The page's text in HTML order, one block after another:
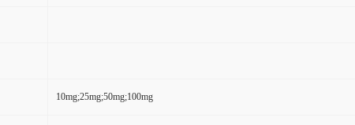
10mg;25mg;50mg;100mg